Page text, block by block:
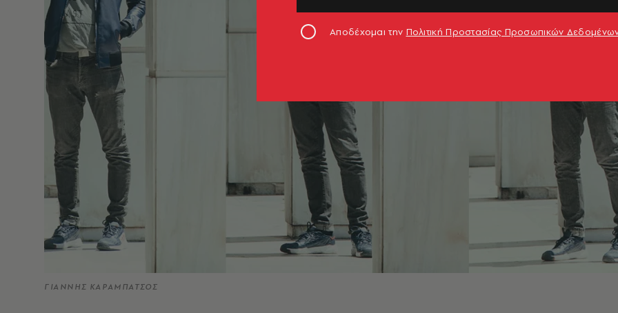
ΓΙΑΝΝΗΣ ΚΑΡΑΜΠΑΤΣΟΣ
Αποδέχομαι την Πολιτική Προστασίας Προσωπικών